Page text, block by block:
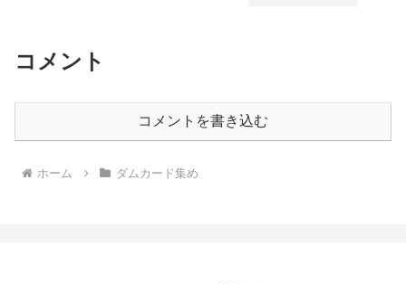
コメント
コメントを書き込む
ホーム ダムカード集め